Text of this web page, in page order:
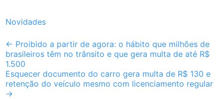
Novidades
Post
navigation
← Proibido a partir de agora: o hábito que milhões de
brasileiros têm no trânsito e que gera multa de até R$
1.500
Esquecer documento do carro gera multa de R$ 130 e
retenção do veículo mesmo com licenciamento regular
→